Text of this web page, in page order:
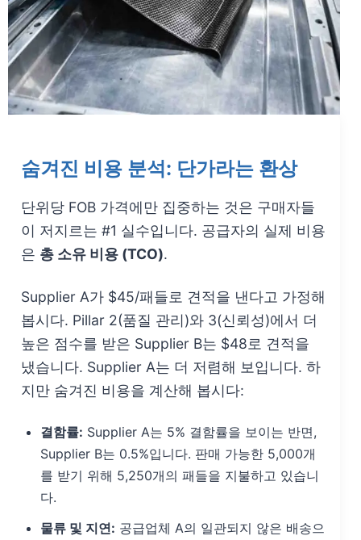
숨겨진 비용 분석: 단가라는 환상
단위당 FOB 가격에만 집중하는 것은 구매자들
이 저지르는 #1 실수입니다. 공급자의 실제 비용
은 총 소유 비용 (TCO).
Supplier A가 $45/패들로 견적을 낸다고 가정해
봅시다. Pillar 2(품질 관리)와 3(신뢰성)에서 더
높은 점수를 받은 Supplier B는 $48로 견적을
냈습니다. Supplier A는 더 저렴해 보입니다. 하
지만 숨겨진 비용을 계산해 봅시다:
결함률: Supplier A는 5% 결함률을 보이는 반면,
Supplier B는 0.5%입니다. 판매 가능한 5,000개
를 받기 위해 5,250개의 패들을 지불하고 있습니
다.
물류 및 지연: 공급업체 A의 일관되지 않은 배송으